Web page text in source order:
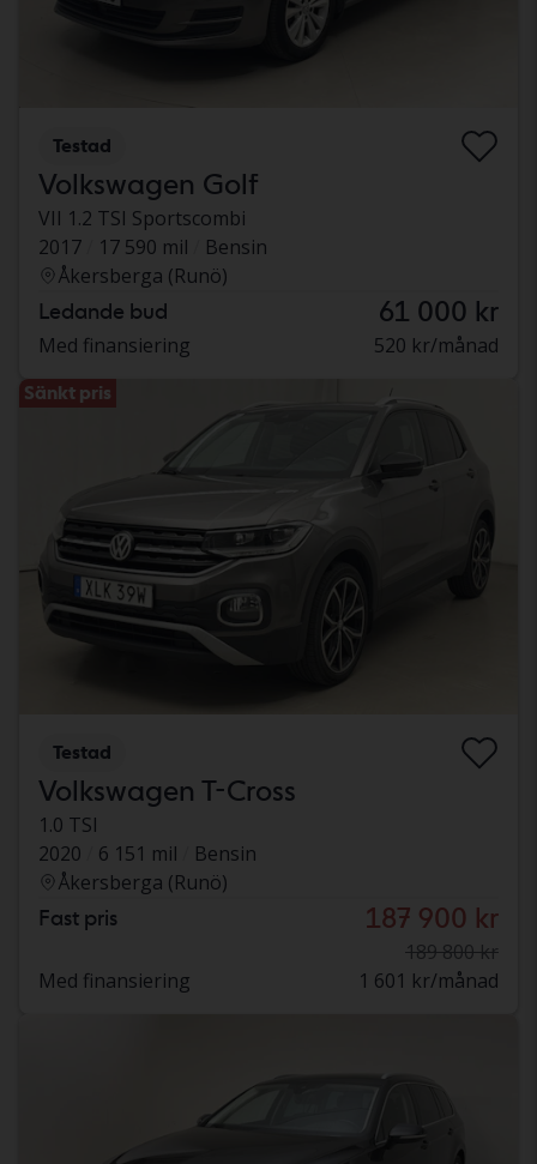
Testad
Volkswagen Golf
VII 1.2 TSI Sportscombi
2017
17 590 mil
Bensin
Åkersberga (Runö)
Ledande bud 61 000 kr
Med finansiering 520 kr/månad
Sänkt pris
Testad
Volkswagen T-Cross
1.0 TSI
2020
6 151 mil
Bensin
Åkersberga (Runö)
Fast pris 187 900 kr
189 800 kr
Med finansiering
1 601 kr/månad